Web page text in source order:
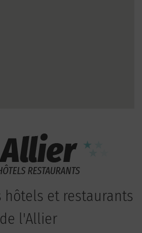
hôtels et restaurants
de l'Allier